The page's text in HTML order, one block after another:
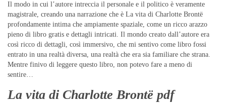
Il modo in cui l’autore intreccia il personale e il politico è veramente
magistrale, creando una narrazione che è La vita di Charlotte Brontë
profondamente intima che ampiamente spaziale, come un ricco arazzo
pieno di libro gratis e dettagli intricati. Il mondo creato dall’autore era
così ricco di dettagli, così immersivo, che mi sentivo come libro fossi
entrato in una realtà diversa, una realtà che era sia familiare che strana.
Mentre finivo di leggere questo libro, non potevo fare a meno di
sentire…
La vita di Charlotte Brontë pdf